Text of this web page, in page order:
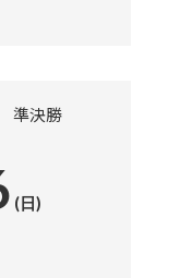
準決勝
(日)